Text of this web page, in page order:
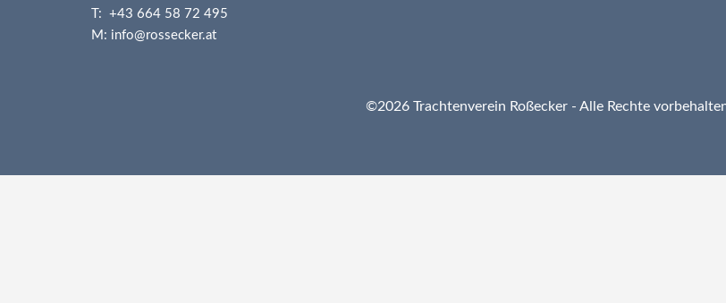
T: +43 664 58 72 495
M: info@rossecker.at
©2026 Trachtenverein Roßecker - Alle Rechte